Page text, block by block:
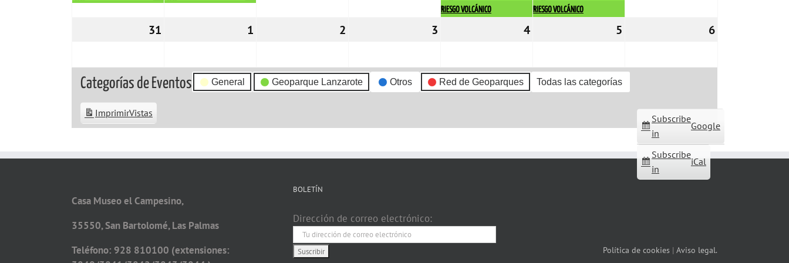
RIESGO VOLCÁNICO
RIESGO VOLCÁNICO
31 1 2 3 404/11/2022 5 606/11/2022
Categorías de Eventos General Geoparque Lanzarote Otros Red de Geoparques Todas las categorías
Subscribe
in
Google
Subscribe
in
iCal
ImprimirVistas
Casa Museo el Campesino,
35550, San Bartolomé, Las Palmas
Teléfono: 928 810100 (extensiones:
BOLETÍN
Dirección de correo electrónico:
Política de cookies | Aviso legal.